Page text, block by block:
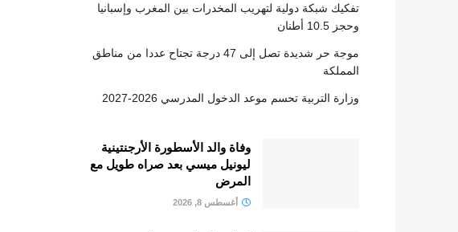
تفكيك شبكة دولية لتهريب المخدرات بين المغرب وإسبانيا
وحجز 10.5 أطنان
موجة حر شديدة تصل إلى 47 درجة تجتاح عددا من مناطق
المملكة
وزارة التربية تحسم موعد الدخول المدرسي 2026-2027
وفاة والد الأسطورة الأرجنتينية
ليونيل ميسي بعد صراه طويل مع
المرض
أغسطس 8, 2026